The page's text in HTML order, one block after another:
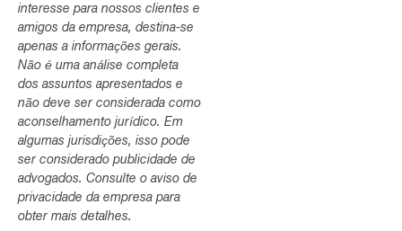
interesse para nossos clientes e
amigos da empresa, destina-se
apenas a informações gerais.
Não é uma análise completa
dos assuntos apresentados e
não deve ser considerada como
aconselhamento jurídico. Em
algumas jurisdições, isso pode
ser considerado publicidade de
advogados. Consulte o aviso de
privacidade da empresa para
obter mais detalhes.